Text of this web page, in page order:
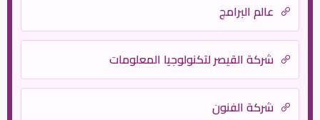
عالم البرامج
شركة القيصر لتكنولوجيا المعلومات
شركة الفنون